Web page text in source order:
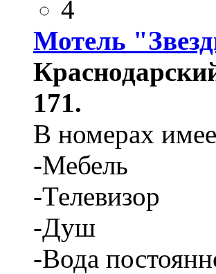
4
Мотель
171.
В номерах
-Мебель
-Телевизор
-Душ
-Вода